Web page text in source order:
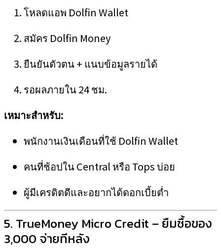
โหลดแอพ Dolfin Wallet
สมัคร Dolfin Money
ยืนยันตัวตน + แนบข้อมูลรายได้
รอผลภายใน 24 ชม.
เหมาะสำหรับ:
พนักงานเงินเดือนที่ใช้ Dolfin Wallet
คนที่ช้อปใน Central หรือ Tops บ่อย
ผู้มีเครดิตดีและอยากได้ดอกเบี้ยต่ำ
5. TrueMoney Micro Credit – ยืมซื้อของ
3,000 จ่ายทีหลัง